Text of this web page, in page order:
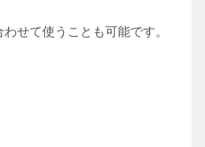
せて使うことも可能です。